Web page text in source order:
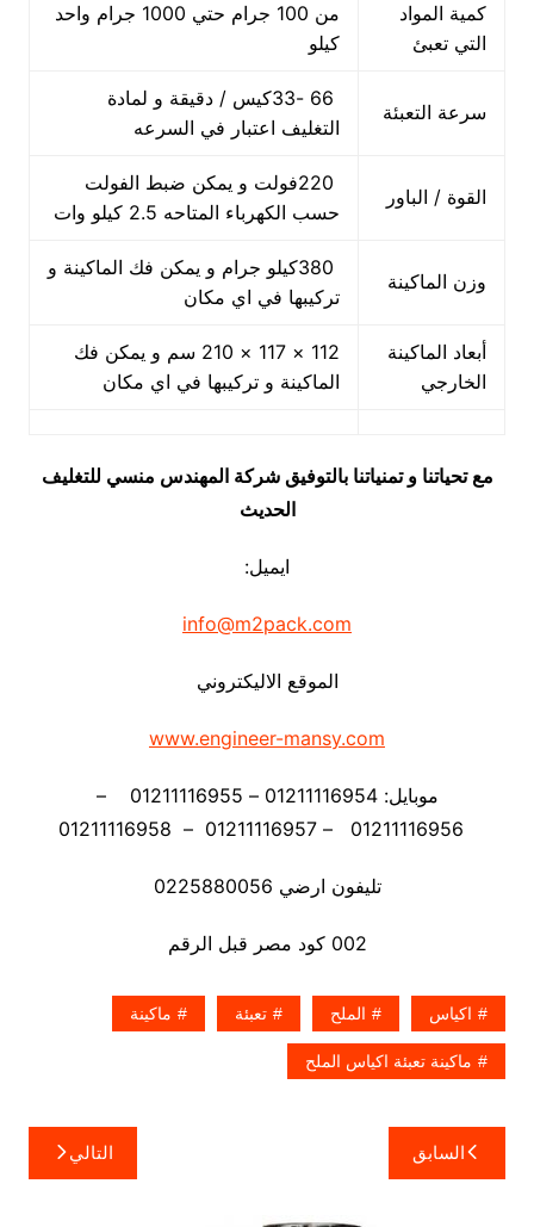
كمية المواد
التي تعبئ
من 100 جرام حتي 1000 جرام واحد
كيلو
سرعة التعبئة
66 -33كيس / دقيقة و لمادة
التغليف اعتبار في السرعه
القوة / الباور
220فولت و يمكن ضبط الفولت
حسب الكهرباء المتاحه 2.5 كيلو وات
وزن الماكينة
380كيلو جرام و يمكن فك الماكينة و
تركيبها في اي مكان
أبعاد الماكينة
الخارجي
112 × 117 × 210 سم و يمكن فك
الماكينة و تركيبها في اي مكان
مع تحياتنا و تمنياتنا بالتوفيق شركة المهندس منسي للتغليف
الحديث
ايميل:
info@m2pack.com
الموقع الاليكتروني
www.engineer-mansy.com
موبايل: 01211116954 – 01211116955 –
تليفون ارضي 0225880056
002 كود مصر قبل الرقم
اكياس الملح تعبئة ماكينة
ماكينة تعبئة اكياس الملح
تصفّح
المقالات
السابق التالي